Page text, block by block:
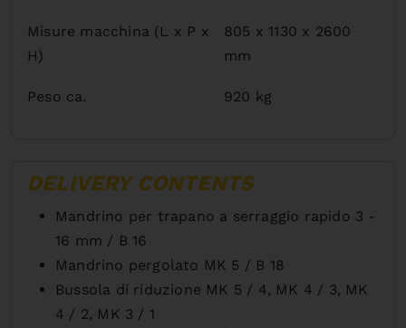
Misure macchina (L x P x
H)
805 x 1130 x 2600
mm
Peso ca. 920 kg
DELIVERY CONTENTS
Mandrino per trapano a serraggio rapido 3 -
16 mm / B 16
Mandrino pergolato MK 5 / B 18
Bussola di riduzione MK 5 / 4, MK 4 / 3, MK
4 / 2, MK 3 / 1